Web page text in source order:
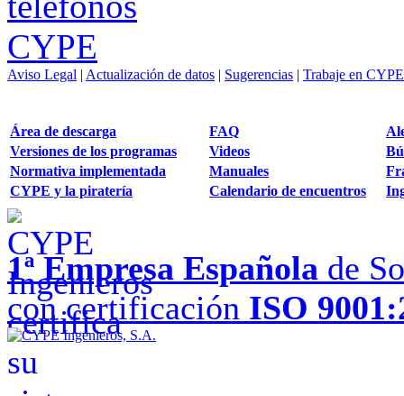
Aviso Legal | Actualización de datos | Sugerencias | Trabaje en CYPE
Área de descarga
Versiones de los programas
Normativa implementada
CYPE y la piratería
FAQ
Videos
Manuales
Calendario de encuentros
1ª Empresa Española de
con certificación ISO